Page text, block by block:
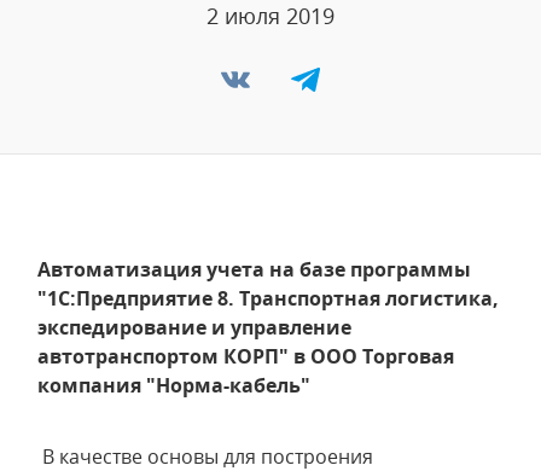
2 июля 2019
Автоматизация учета на базе программы
"1С:Предприятие 8. Транспортная логистика,
экспедирование и управление
автотранспортом КОРП" в ООО Торговая
компания "Норма-кабель"
В качестве основы для построения